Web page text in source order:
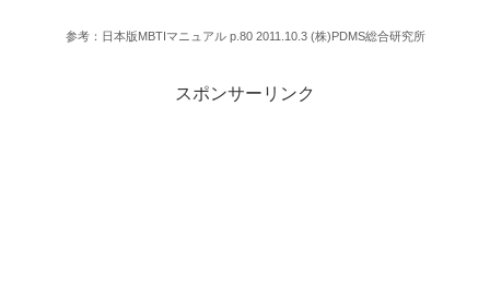
参考：日本版MBTIマニュアル p.80 2011.10.3 (株)PDMS総合研究所
スポンサーリンク